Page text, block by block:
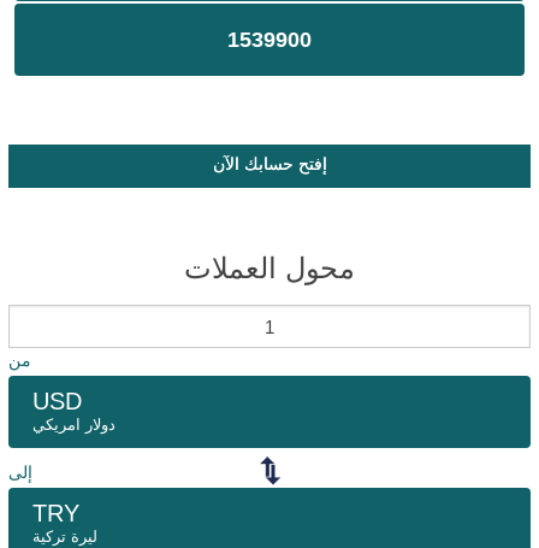
1539900
إفتح حسابك الآن
محول العملات
من
USD
دولار امريكي
إلى
TRY
ليرة تركية